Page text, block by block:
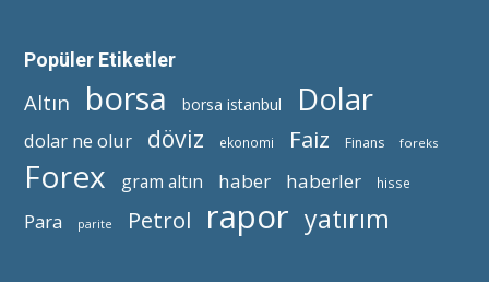
Popüler Etiketler
Altın borsa borsa istanbul Dolar
dolar ne olur döviz ekonomi Faiz Finans foreks
Forex gram altın haber haberler hisse
Para parite Petrol rapor yatırım